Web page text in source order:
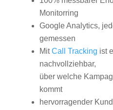
Monitorring
Google Analytics,
gemessen
MitCall Tracking ist
nachvollziehbar,
über welche
kommt
hervorragender